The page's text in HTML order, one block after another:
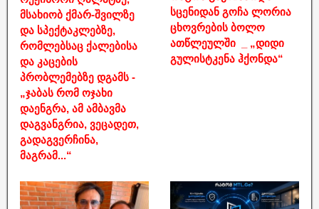
მსახიობ ქმარ-შვილზე
და სპექტაკლებზე,
რომლებსაც ქალებისა
და კაცების
პრობლემებზე დგამს -
„ჯაბას რომ ოჯახი
დაენგრა, ამ ამბავმა
დაგვანგრია, ვეცადეთ,
გადაგვერჩინა,
მაგრამ...“
სცენიდან გოჩა ლორია
ცხოვრების ბოლო
ათწლეულში _ „დიდი
გულისტკენა ჰქონდა“